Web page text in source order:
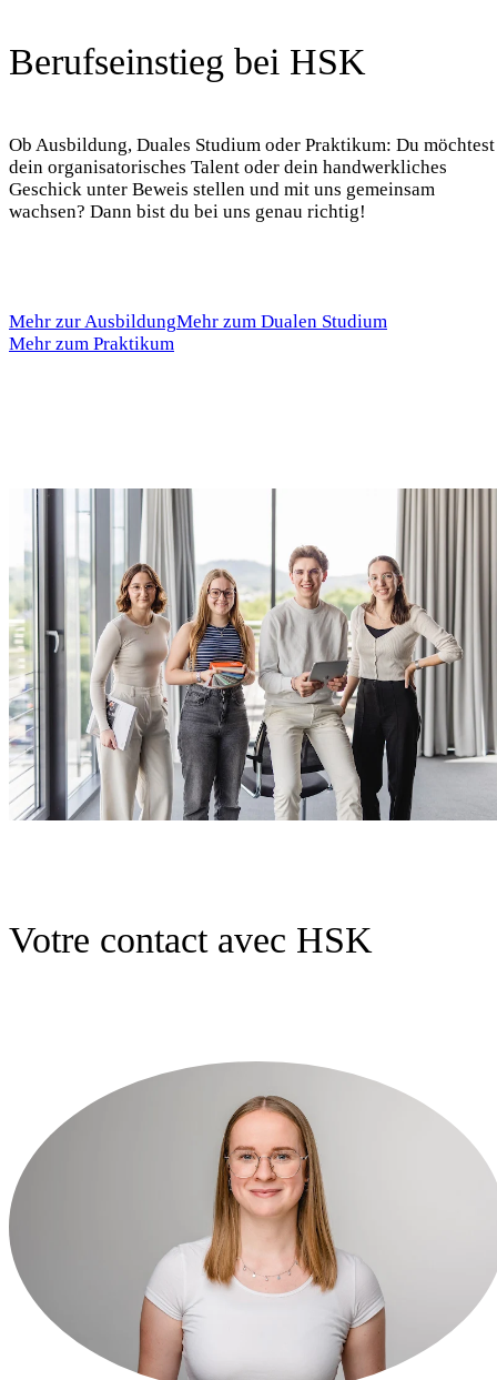
Berufseinstieg bei HSK
Ob Ausbildung, Duales Studium oder Praktikum: Du möchtest
dein organisatorisches Talent oder dein handwerkliches
Geschick unter Beweis stellen und mit uns gemeinsam
wachsen? Dann bist du bei uns genau richtig!
Mehr zur AusbildungMehr zum Dualen Studium
Mehr zum Praktikum
Votre contact avec HSK